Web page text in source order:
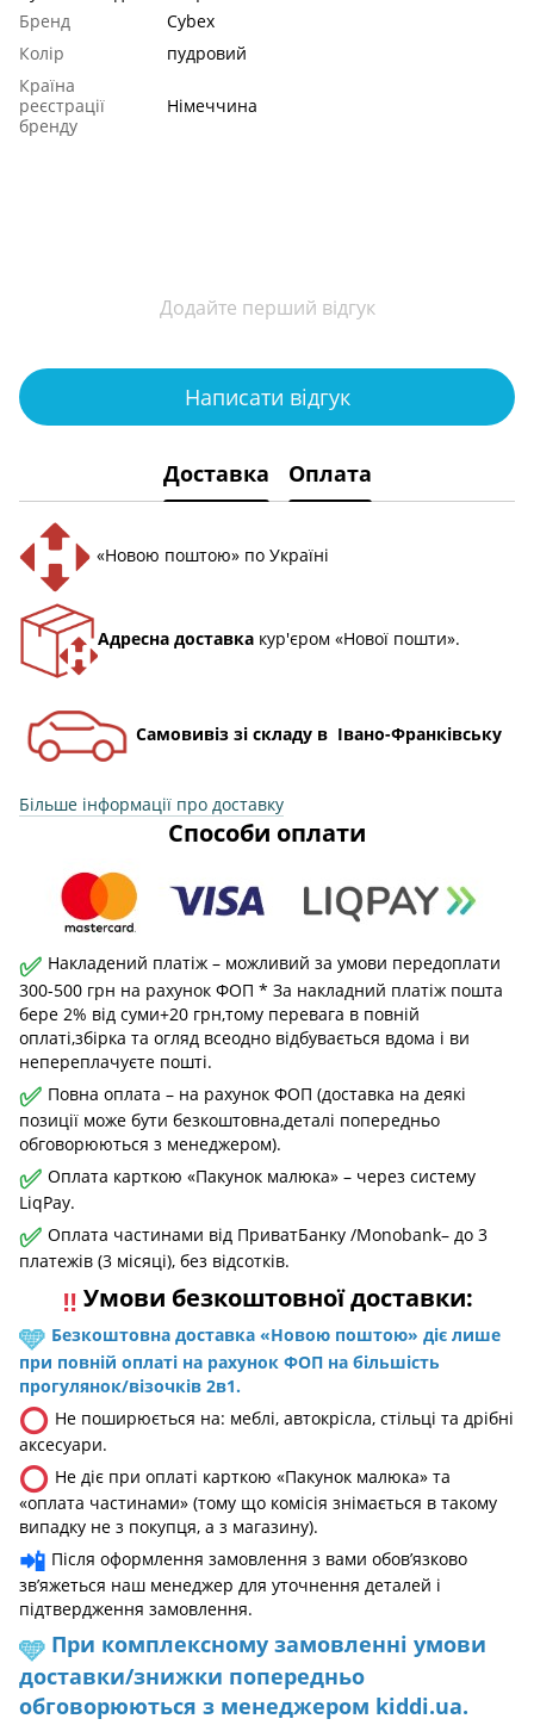
Бренд
Cybex
Колір
пудровий
Країна
реєстрації
бренду
Німеччина
Додайте перший відгук
Написати відгук
Доставка Оплата
«Новою поштою» по Україні
Адресна доставка кур'єром «Нової пошти».
Самовивіз зі складу в Івано-Франківську
Більше інформації про доставку
Способи оплати
✅ Накладений платіж – можливий за умови передоплати
300-500 грн на рахунок ФОП * За накладний платіж пошта
бере 2% від суми+20 грн,тому перевага в повній
оплаті,збірка та огляд всеодно відбувається вдома і ви
непереплачуєте пошті.
✅ Повна оплата – на рахунок ФОП (доставка на деякі
позиції може бути безкоштовна,деталі попередньо
обговорюються з менеджером).
✅ Оплата карткою «Пакунок малюка» – через систему
LiqPay.
✅ Оплата частинами від ПриватБанку /Monobank– до 3
платежів (3 місяці), без відсотків.
‼️ Умови безкоштовної доставки:
🩵 Безкоштовна доставка «Новою поштою» діє лише
при повній оплаті на рахунок ФОП на більшість
прогулянок/візочків 2в1.
⭕ Не поширюється на: меблі, автокрісла, стільці та дрібні
аксесуари.
⭕ Не діє при оплаті карткою «Пакунок малюка» та
«оплата частинами» (тому що комісія знімається в такому
випадку не з покупця, а з магазину).
📲 Після оформлення замовлення з вами обов’язково
зв’яжеться наш менеджер для уточнення деталей і
підтвердження замовлення.
🩵 При комплексному замовленні умови
доставки/знижки попередньо
обговорюються з менеджером kiddi.ua.